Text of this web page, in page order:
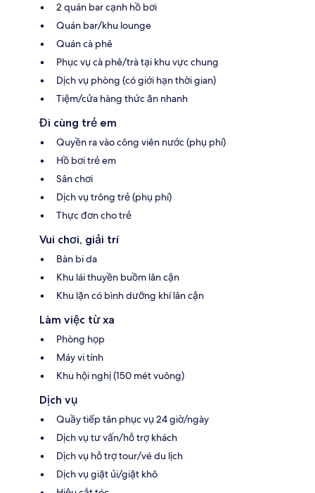
2 quán bar cạnh hồ bơi
Quán bar/khu lounge
Quán cà phê
Phục vụ cà phê/trà tại khu vực chung
Dịch vụ phòng (có giới hạn thời gian)
Tiệm/cửa hàng thức ăn nhanh
Đi cùng trẻ em
Quyền ra vào công viên nước (phụ phí)
Hồ bơi trẻ em
Sân chơi
Dịch vụ trông trẻ (phụ phí)
Thực đơn cho trẻ
Vui chơi, giải trí
Bàn bi da
Khu lái thuyền buồm lân cận
Khu lặn có bình dưỡng khí lân cận
Làm việc từ xa
Phòng họp
Máy vi tính
Khu hội nghị (150 mét vuông)
Dịch vụ
Quầy tiếp tân phục vụ 24 giờ/ngày
Dịch vụ tư vấn/hỗ trợ khách
Dịch vụ hỗ trợ tour/vé du lịch
Dịch vụ giặt ủi/giặt khô